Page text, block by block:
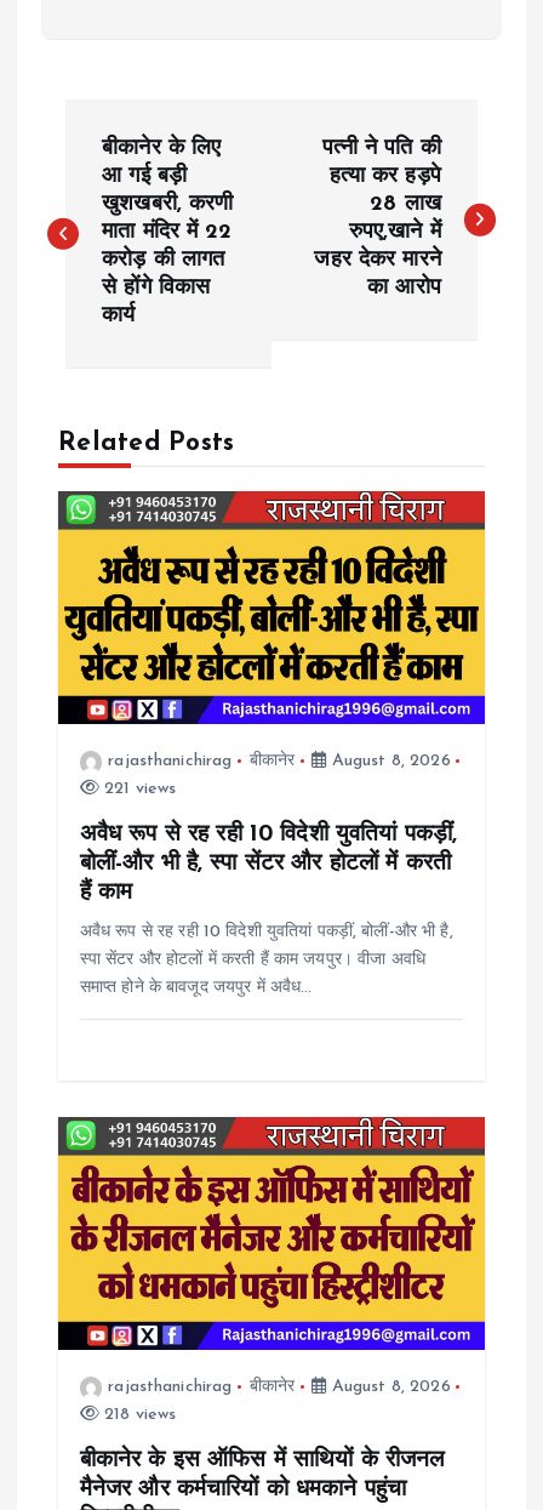
s
a
v
g
t
बीकानेर के लिए
आ गई बड़ी
खुशखबरी, करणी
माता मंदिर में 22
करोड़ की लागत
से होंगे विकास
कार्य
पत्नी ने पति की
हत्या कर हड़पे
28 लाख
रुपए,खाने में
जहर देकर मारने
का आरोप
Related Posts
rajasthanichirag बीकानेर
August 8, 2026
221 views
अवैध रूप से रह रही 10 विदेशी युवतियां पकड़ीं,
बोलीं-और भी है, स्पा सेंटर और होटलों में करती
हैं काम
अवैध रूप से रह रही 10 विदेशी युवतियां पकड़ीं, बोलीं-और भी है,
स्पा सेंटर और होटलों में करती हैं काम जयपुर। वीजा अवधि
समाप्त होने के बावजूद जयपुर में अवैध…
rajasthanichirag बीकानेर
August 8, 2026
218 views
बीकानेर के इस ऑफिस में साथियों के रीजनल
मैनेजर और कर्मचारियों को धमकाने पहुंचा